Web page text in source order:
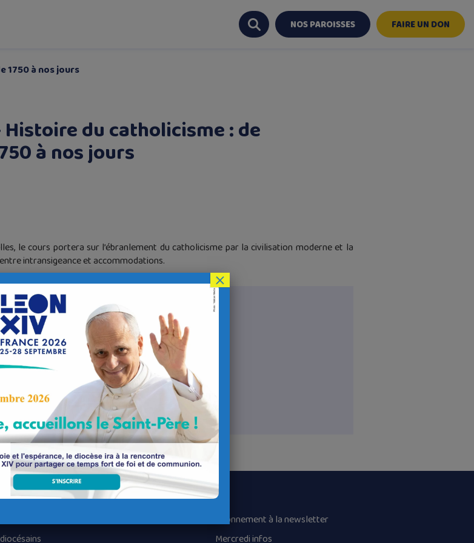
NOS PAROISSES FAIRE UN DON
1750 à nos jours
Histoire du catholicisme : de
à nos jours
le cours portera sur l’ébranlement du catholicisme par la civilisation moderne et la
intransigeance et accommodations.
Abonnement à la newsletter
Mercredi infos
×